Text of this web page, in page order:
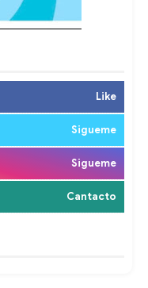
Like
Sigueme
Sigueme
Cantacto